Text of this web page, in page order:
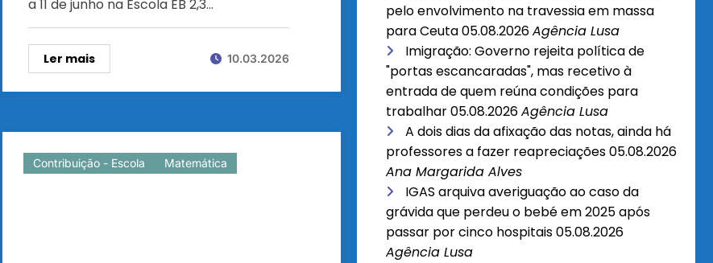
a 11 de junho na Escola EB 2,3…
Ler mais 10.03.2026
Contribuição - Escola Matemática
pelo envolvimento na travessia em massa
para Ceuta05.08.2026Agência Lusa
Imigração: Governo rejeita política de
"portas escancaradas", mas recetivo à
entrada de quem reúna condições para
trabalhar05.08.2026Agência Lusa
A dois dias da afixação das notas, ainda há
professores a fazer reapreciações05.08.2026
Ana Margarida Alves
IGAS arquiva averiguação ao caso da
grávida que perdeu o bebé em 2025 após
passar por cinco hospitais05.08.2026
Agência Lusa